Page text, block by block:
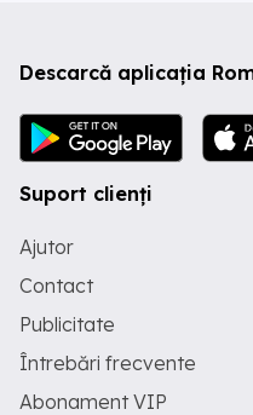
Descarcă aplicația
Suport clienți
Ajutor
Contact
Publicitate
Întrebări frecvente
Abonament VIP